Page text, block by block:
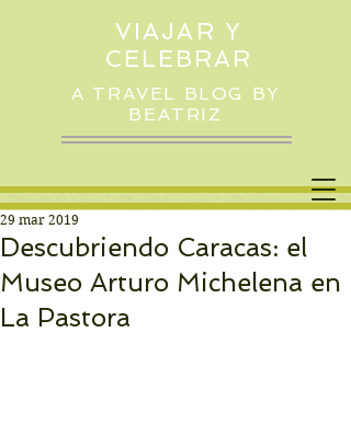
VIAJAR Y
CELEBRAR
A TRAVEL BLOG BY
BEATRIZ
Descubriendo Caracas: el
Museo Arturo Michelena en
La Pastora
29 mar 2019